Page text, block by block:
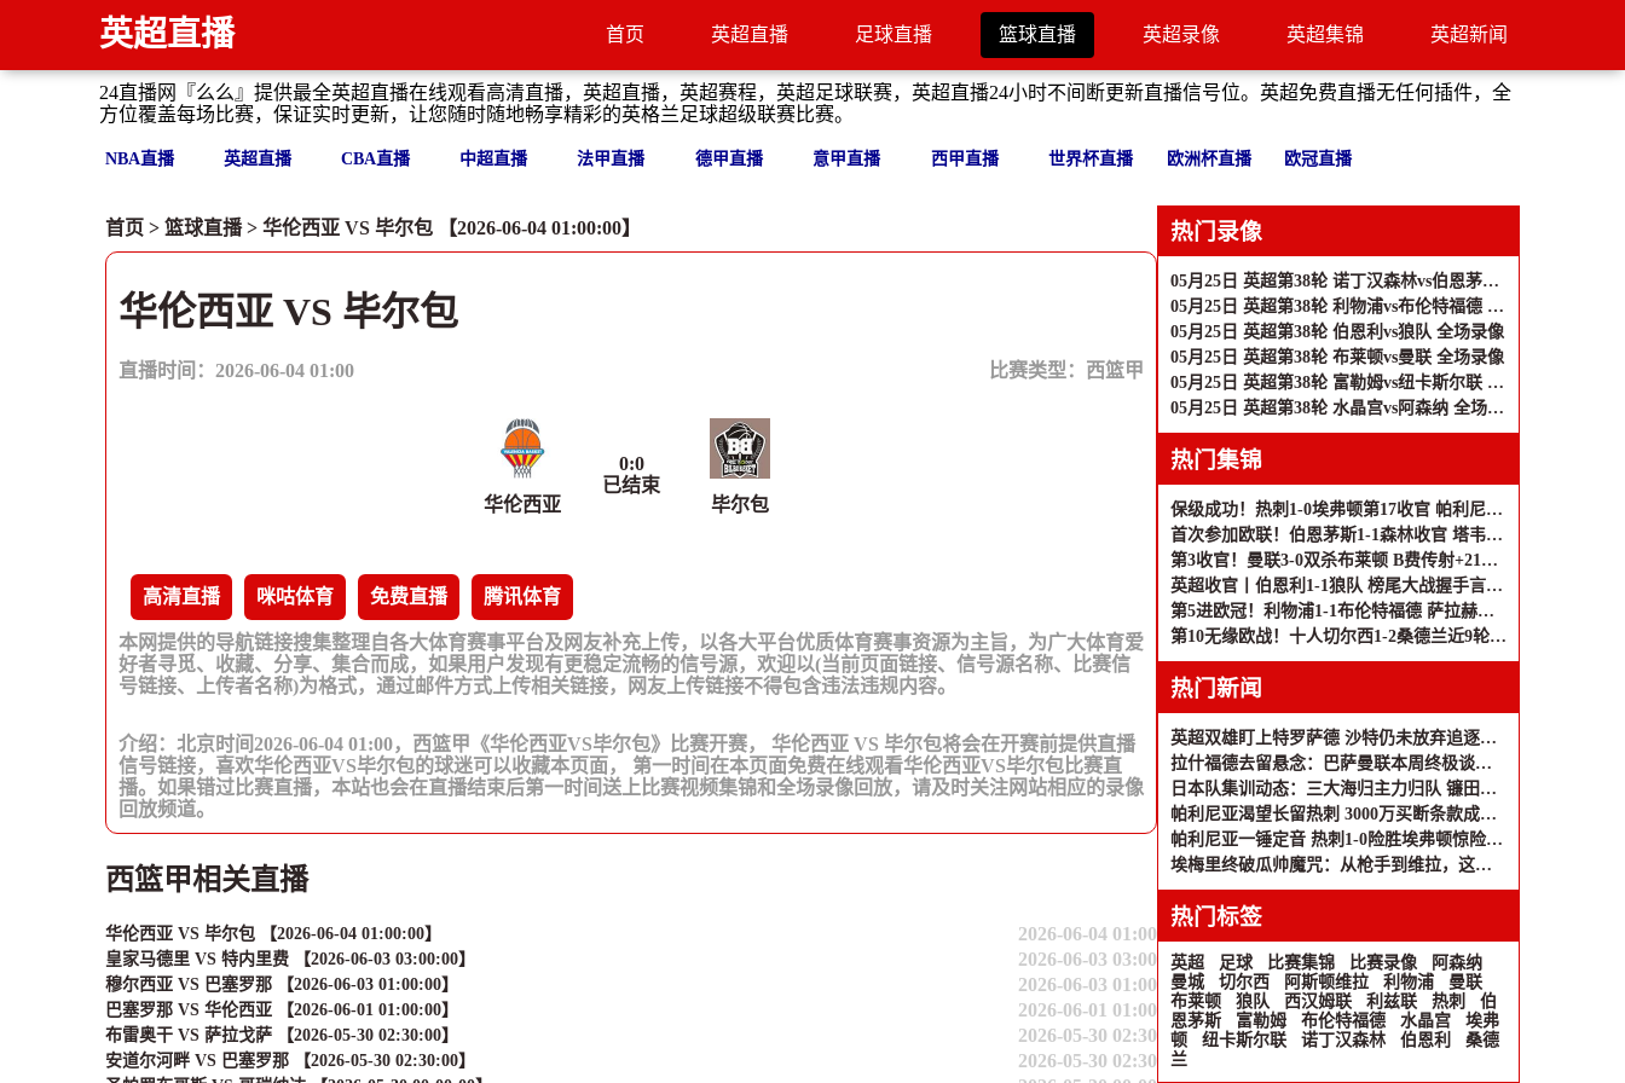
英超直播 首页 英超直播 足球直播 篮球直播 英超录像 英超集锦 英超新闻
24直播网『么么』提供最全英超直播在线观看高清直播，英超直播，英超赛程，英超足球联赛，英超直播24小时不间断更新直播信号位。英超免费直播无任何插件，全
方位覆盖每场比赛，保证实时更新，让您随时随地畅享精彩的英格兰足球超级联赛比赛。
NBA直播 英超直播 CBA直播 中超直播 法甲直播 德甲直播 意甲直播 西甲直播 世界杯直播 欧洲杯直播 欧冠直播
首页 > 篮球直播> 华伦西亚 VS 毕尔包 【2026-06-04 01:00:00】
华伦西亚 VS 毕尔包
直播时间：2026-06-04 01:00 比赛类型： 西篮甲
华伦西亚
0:0
已结束
毕尔包
高清直播 咪咕体育 免费直播 腾讯体育
本网提供的导航链接搜集整理自各大体育赛事平台及网友补充上传，以各大平台优质体育赛事资源为主旨，为广大体育爱
好者寻觅、收藏、分享、集合而成，如果用户发现有更稳定流畅的信号源，欢迎以(当前页面链接、信号源名称、比赛信
号链接、上传者名称)为格式，通过邮件方式上传相关链接，网友上传链接不得包含违法违规内容。
介绍：北京时间2026-06-04 01:00，西篮甲《华伦西亚VS毕尔包》比赛开赛， 华伦西亚 VS 毕尔包将会在开赛前提供直播
信号链接，喜欢华伦西亚VS毕尔包的球迷可以收藏本页面， 第一时间在本页面免费在线观看华伦西亚VS毕尔包比赛直
播。如果错过比赛直播，本站也会在直播结束后第一时间送上比赛视频集锦和全场录像回放，请及时关注网站相应的录像
回放频道。
西篮甲相关直播
华伦西亚 VS 毕尔包 【2026-06-04 01:00:00】 2026-06-04 01:00
皇家马德里 VS 特内里费 【2026-06-03 03:00:00】 2026-06-03 03:00
穆尔西亚 VS 巴塞罗那 【2026-06-03 01:00:00】 2026-06-03 01:00
巴塞罗那 VS 华伦西亚 【2026-06-01 01:00:00】 2026-06-01 01:00
布雷奥干 VS 萨拉戈萨 【2026-05-30 02:30:00】 2026-05-30 02:30
安道尔河畔 VS 巴塞罗那 【2026-05-30 02:30:00】 2026-05-30 02:30
热门录像
05月25日 英超第38轮 诺丁汉森林vs伯恩茅斯 全场录像
05月25日 英超第38轮 利物浦vs布伦特福德 全场录像
05月25日 英超第38轮 伯恩利vs狼队 全场录像
05月25日 英超第38轮 布莱顿vs曼联 全场录像
05月25日 英超第38轮 富勒姆vs纽卡斯尔联 全场录像
05月25日 英超第38轮 水晶宫vs阿森纳 全场录像
热门集锦
保级成功！热刺1-0埃弗顿第17收官 帕利尼亚制胜热刺近6轮仅1负
首次参加欧联！伯恩茅斯1-1森林收官 塔韦尼耶救主怀特远射破门
第3收官！曼联3-0双杀布莱顿 B费传射+21助破纪录独享英超助攻王
英超收官丨伯恩利1-1狼队 榜尾大战握手言和 两队双双降入英冠
第5进欧冠！利物浦1-1布伦特福德 萨拉赫、罗伯逊结束9年红军生涯
第10无缘欧战！十人切尔西1-2桑德兰近9轮仅1胜 桑德兰第7进欧战
热门新闻
英超双雄盯上特罗萨德 沙特仍未放弃追逐马丁内利
拉什福德去留悬念：巴萨曼联本周终极谈判 莱奥互换方案浮出水面
日本队集训动态：三大海归主力归队 镰田大地因欧战延期报到
帕利尼亚渴望长留热刺 3000万买断条款成关键
帕利尼亚一锤定音 热刺1-0险胜埃弗顿惊险保级
埃梅里终破瓜帅魔咒：从枪手到维拉，这场胜利等了十二年
热门标签
英超 足球 比赛集锦 比赛录像
阿森纳
曼城
切尔西 阿斯顿维拉 利物浦
曼联
布莱顿
狼队 西汉姆联 利兹联 热刺
伯
恩茅斯
富勒姆 布伦特福德 水晶宫
埃弗
顿
纽卡斯尔联 诺丁汉森林 伯恩利
桑德
兰